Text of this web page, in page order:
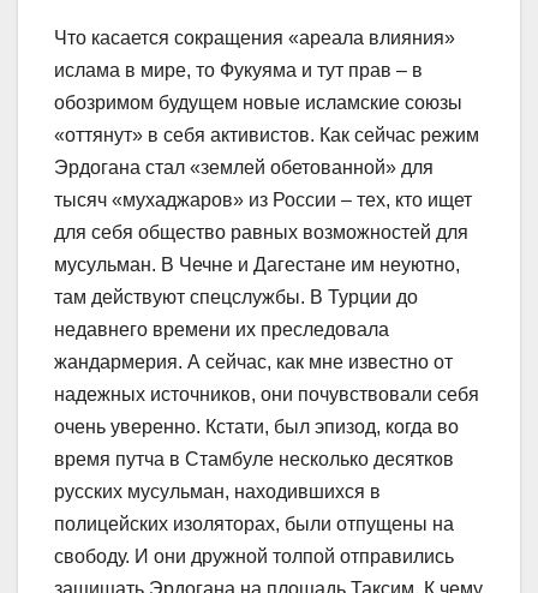
Что касается сокращения «ареала влияния»
ислама в мире, то Фукуяма и тут прав – в
обозримом будущем новые исламские союзы
«оттянут» в себя активистов. Как сейчас режим
Эрдогана стал «землей обетованной» для
тысяч «мухаджаров» из России – тех, кто ищет
для себя общество равных возможностей для
мусульман. В Чечне и Дагестане им неуютно,
там действуют спецслужбы. В Турции до
недавнего времени их преследовала
жандармерия. А сейчас, как мне известно от
надежных источников, они почувствовали себя
очень уверенно. Кстати, был эпизод, когда во
время путча в Стамбуле несколько десятков
русских мусульман, находившихся в
полицейских изоляторах, были отпущены на
свободу. И они дружной толпой отправились
защищать Эрдогана на площадь Таксим. К чему